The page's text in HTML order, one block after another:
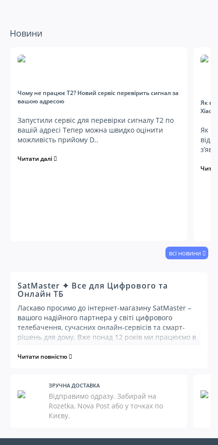
Новини
Чому не працює Т2? Новий сервіс перевірить сигнал за
вашою адресою
Запустили сервіс для перевірки сигналу Т2 по
вашій адресі Тепер можна швидко оцінити
можливість прийому D..
Читати далі
Як
Як
від
всі новини
SatMaster ✦ Все для Цифрового та
Онлайн ТБ
Ласкаво просимо до інтернет-магазину SatMaster –
вашого надійного партнера у світі цифрового
телебачення, сучасних онлайн-сервісів та смарт-
рішень для дому. Вже понад 12 років ми працюємо в
консультації та широкий асортимент обладнання, що
забезпечити вас усім необхідним для комфортного
перегляду телебачення, доступу до улюблених
фільмів, серіалів та інтернет-контенту.
знайдіть оптимальне рішення для
Читати повністю
ЗРУЧНА ДОСТАВКА
Відправимо одразу. Забирай на
Rozetka, Nova Post або у точках по
Києву.